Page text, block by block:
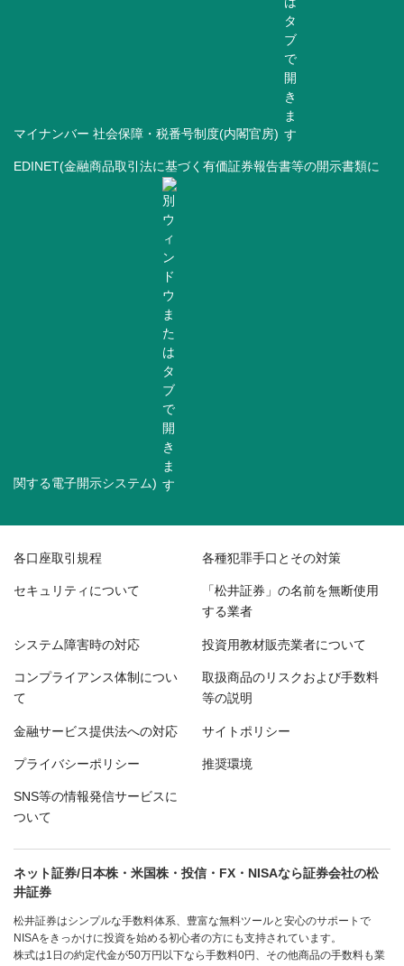
マイナンバー 社会保障・税番号制度(内閣官房)
EDINET(金融商品取引法に基づく有価証券報告書等の開示書類に
関する電子開示システム)
各口座取引規程 各種犯罪手口とその対策
セキュリティについて 「松井証券」の名前を無断使用
する業者
システム障害時の対応 投資用教材販売業者について
コンプライアンス体制につい
て
取扱商品のリスクおよび手数料
等の説明
金融サービス提供法への対応 サイトポリシー
プライバシーポリシー 推奨環境
SNS等の情報発信サービスに
ついて
ネット証券/日本株・米国株・投信・FX・NISAなら証券会社の松
井証券
松井証券はシンプルな手数料体系、豊富な無料ツールと安心のサポートで
NISAをきっかけに投資を始める初心者の方にも支持されています。
株式は1日の約定代金が50万円以下なら手数料0円、その他商品の手数料も業